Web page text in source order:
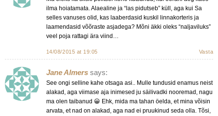
ilma hoiatamata. Alaealine ja “las pidutseb” küll, aga kui Sa
selles vanuses olid, kas laaberdasid kuskil linnakorteris ja
laamendasid võõraste asjadega? Mõni äkki oleks “naljaviluks”
veel poja rattagi ära viind…
14/08/2015 at 19:05 Vasta
Jane Almers says:
See ongi selline kahe otsaga asi.. Mulle tundusid enamus neist
alakad, aga viimase aja inimesed ju säilivadki nooremad, nagu
ma olen taibanud 😀 Ehk, mida ma tahan öelda, et mina võisin
arvata, et nad on alakad, aga nad ei pruukinud seda olla. Tõsi,